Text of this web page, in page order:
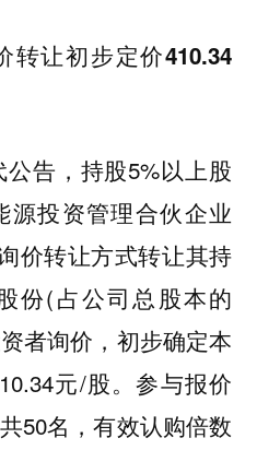
转让初步定价410.34
告，持股5%以上股
源投资管理合伙企业
价转让方式转让其持
份(占公司总股本的
者询价，初步确定本
元/股。参与报价
50名，有效认购倍数